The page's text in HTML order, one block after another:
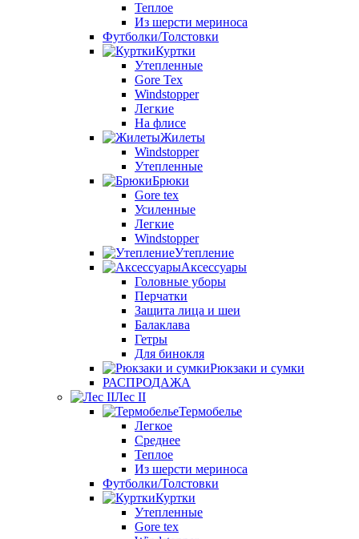
Теплое
Из шерсти мериноса
Футболки/Толстовки
Куртки
Утепленные
Gore Tex
Windstopper
Легкие
На флисе
Жилеты
Windstopper
Утепленные
Брюки
Gore tex
Усиленные
Легкие
Windstopper
Утепление
Аксессуары
Головные уборы
Перчатки
Защита лица и шеи
Балаклава
Гетры
Для бинокля
Рюкзаки и сумки
РАСПРОДАЖА
Лес II
Термобелье
Легкое
Среднее
Теплое
Из шерсти мериноса
Футболки/Толстовки
Куртки
Утепленные
Gore tex